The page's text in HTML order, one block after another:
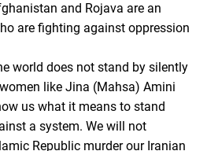
and Rojava are an
are fighting against oppression
world does not stand by silently
like Jina (Mahsa) Amini
us what it means to stand
a system. We will not
Republic murder our Iranian